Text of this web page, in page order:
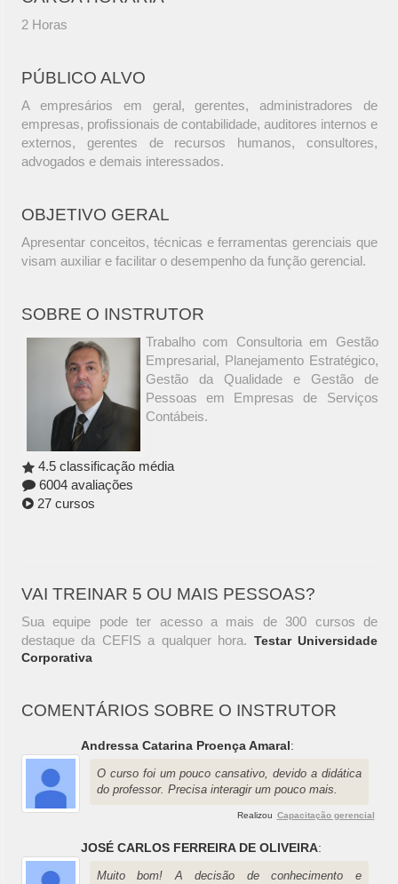
2 Horas
PÚBLICO ALVO
A empresários em geral, gerentes, administradores de
empresas, profissionais de contabilidade, auditores internos e
externos, gerentes de recursos humanos, consultores,
advogados e demais interessados.
OBJETIVO GERAL
Apresentar conceitos, técnicas e ferramentas gerenciais que
visam auxiliar e facilitar o desempenho da função gerencial.
SOBRE O INSTRUTOR
Trabalho com Consultoria em Gestão
Empresarial, Planejamento Estratégico,
Gestão da Qualidade e Gestão de
Pessoas em Empresas de Serviços
Contábeis.
4.5 classificação média
6004 avaliações
27 cursos
VAI TREINAR 5 OU MAIS PESSOAS?
Sua equipe pode ter acesso a mais de 300 cursos de
destaque da CEFIS a qualquer hora. Testar Universidade
Corporativa
COMENTÁRIOS SOBRE O INSTRUTOR
Andressa Catarina Proença Amaral:
O curso foi um pouco cansativo, devido a didática
do professor. Precisa interagir um pouco mais.
Realizou Capacitação gerencial
JOSÉ CARLOS FERREIRA DE OLIVEIRA:
Muito bom! A decisão de conhecimento e